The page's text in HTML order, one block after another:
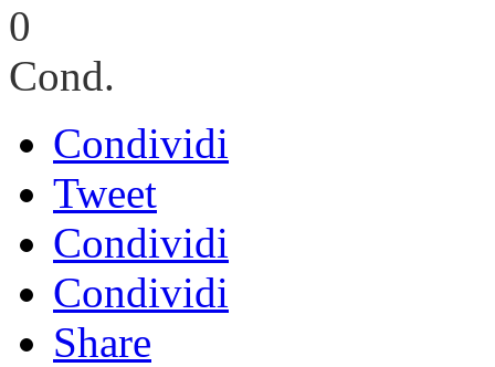
0
Cond.
Condividi
Tweet
Condividi
Condividi
Share